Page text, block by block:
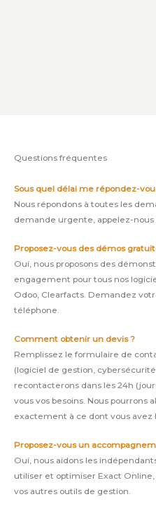
Questions fréquentes
Sous quel délai me répondez-
Nous répondons à toutes les
demande urgente, appelez-
Proposez-vous des démos
Oui, nous proposons des
engagement pour tous nos
Odoo, Clearfacts. Demandez
téléphone.
Comment obtenir un devis ?
Remplissez le formulaire de
(logiciel de gestion,
recontacterons dans les 24h
vous vos besoins. Nous pourrons
exactement à ce dont vous avez
Proposez-vous un
Oui, nous aidons les
utiliser et optimiser Exact
vos autres outils de gestion.